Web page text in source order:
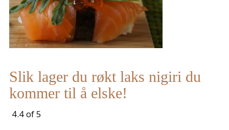
Slik lager du røkt laks nigiri du
kommer til å elske!
4.4 of 5